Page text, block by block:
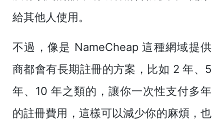
給其他人使用。
不過，像是 NameCheap 這種網域提供
商都會有長期註冊的方案，比如 2 年、5
年、10 年之類的，讓你一次性支付多年
的註冊費用，這樣可以減少你的麻煩，也